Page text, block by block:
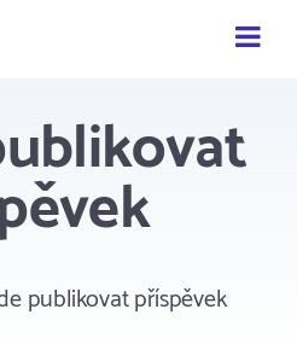
publikovat příspěvek